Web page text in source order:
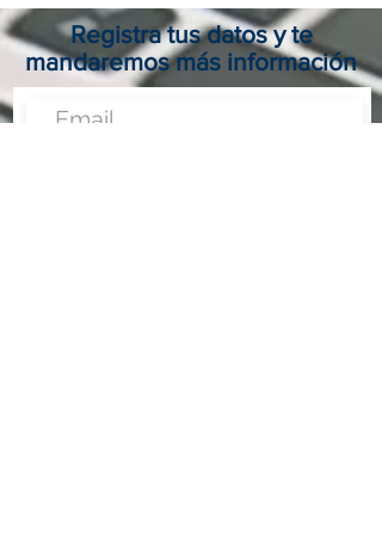
Registra tus datos y te
mandaremos más información